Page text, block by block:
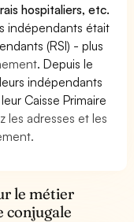
hospitaliers, etc.
indépendants était
(RSI) - plus
. Depuis le
indépendants
Caisse Primaire
les adresses et les
le métier
conjugale